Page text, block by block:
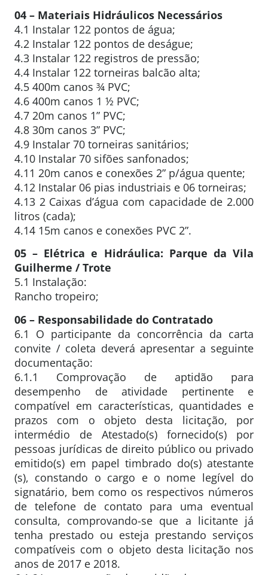
04 – Materiais Hidráulicos Necessários
4.1 Instalar 122 pontos de água;
4.2 Instalar 122 pontos de deságue;
4.3 Instalar 122 registros de pressão;
4.4 Instalar 122 torneiras balcão alta;
4.5 400m canos ¾ PVC;
4.6 400m canos 1 ½ PVC;
4.7 20m canos 1” PVC;
4.8 30m canos 3” PVC;
4.9 Instalar 70 torneiras sanitários;
4.10 Instalar 70 sifões sanfonados;
4.11 20m canos e conexões 2” p/água quente;
4.12 Instalar 06 pias industriais e 06 torneiras;
4.13 2 Caixas d’água com capacidade de 2.000
litros (cada);
4.14 15m canos e conexões PVC 2”.
05 – Elétrica e Hidráulica: Parque da Vila
Guilherme / Trote
5.1 Instalação:
Rancho tropeiro;
06 – Responsabilidade do Contratado
6.1 O participante da concorrência da carta
convite / coleta deverá apresentar a seguinte
documentação:
6.1.1 Comprovação de aptidão para
desempenho de atividade pertinente e
compatível em características, quantidades e
prazos com o objeto desta licitação, por
intermédio de Atestado(s) fornecido(s) por
pessoas jurídicas de direito público ou privado
emitido(s) em papel timbrado do(s) atestante
(s), constando o cargo e o nome legível do
signatário, bem como os respectivos números
de telefone de contato para uma eventual
consulta, comprovando-se que a licitante já
tenha prestado ou esteja prestando serviços
compatíveis com o objeto desta licitação nos
anos de 2017 e 2018.